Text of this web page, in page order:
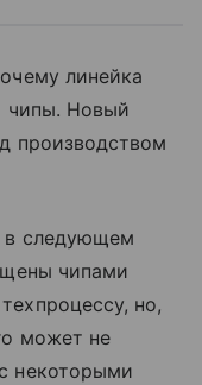
линейка
чипы. Новый
производством
в следующем
чипами
но,
может не
некоторыми